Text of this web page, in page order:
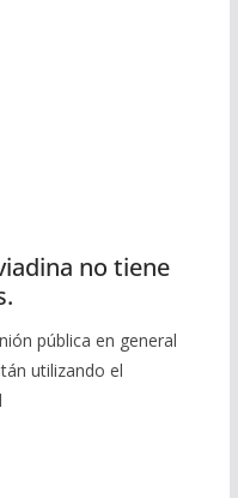
no tiene
pública en general
utilizando el